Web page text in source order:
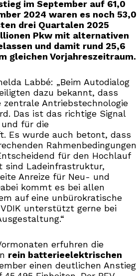
im September auf 61,0
2024 waren es noch 53,0
drei Quartalen 2025
Pkw mit alternativen
und damit rund 25,6
gleichen Vorjahreszeitraum.
Labbé: „Beim Autodialog
dazu bekannt, dass
Antriebstechnologie
Das ist das richtige Signal
für die
Es wurde auch betont, dass
Rahmenbedingungen
für den Hochlauf
sind Ladeinfrastruktur,
Anreize für Neu- und
kommt es bei allen
auf eine unbürokratische
unterstützt gerne bei
erfuhren die
rein batterieelektrischen
einen deutlichen Anstieg